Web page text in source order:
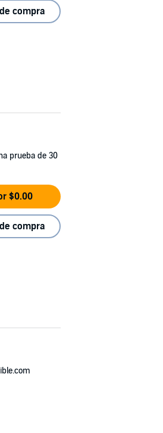
compra
prueba de 30
$0.00
compra